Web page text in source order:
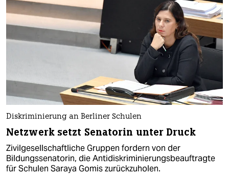
Diskriminierung an Berliner Schulen
Netzwerk setzt Senatorin unter Druck
Zivilgesellschaftliche Gruppen fordern von der
Bildungssenatorin, die Antidiskriminierungsbeauftragte
für Schulen Saraya Gomis zurückzuholen.